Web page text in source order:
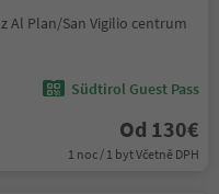
z Al Plan/San Vigilio centrum
Südtirol Guest Pass
Od 130€
1 noc / 1 byt Včetně DPH